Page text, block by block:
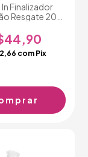
In Finalizador
Resgate 200
com Pix